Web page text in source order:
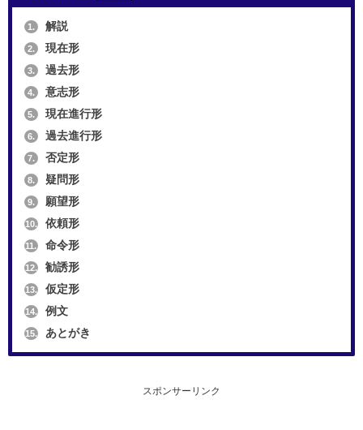
1. 解説
2. 現在形
3. 過去形
4. 意志形
5. 現在進行形
6. 過去進行形
7. 否定形
8. 疑問形
9. 願望形
10. 依頼形
11. 命令形
12. 勧誘形
13. 仮定形
14. 例文
15. あとがき
スポンサーリンク